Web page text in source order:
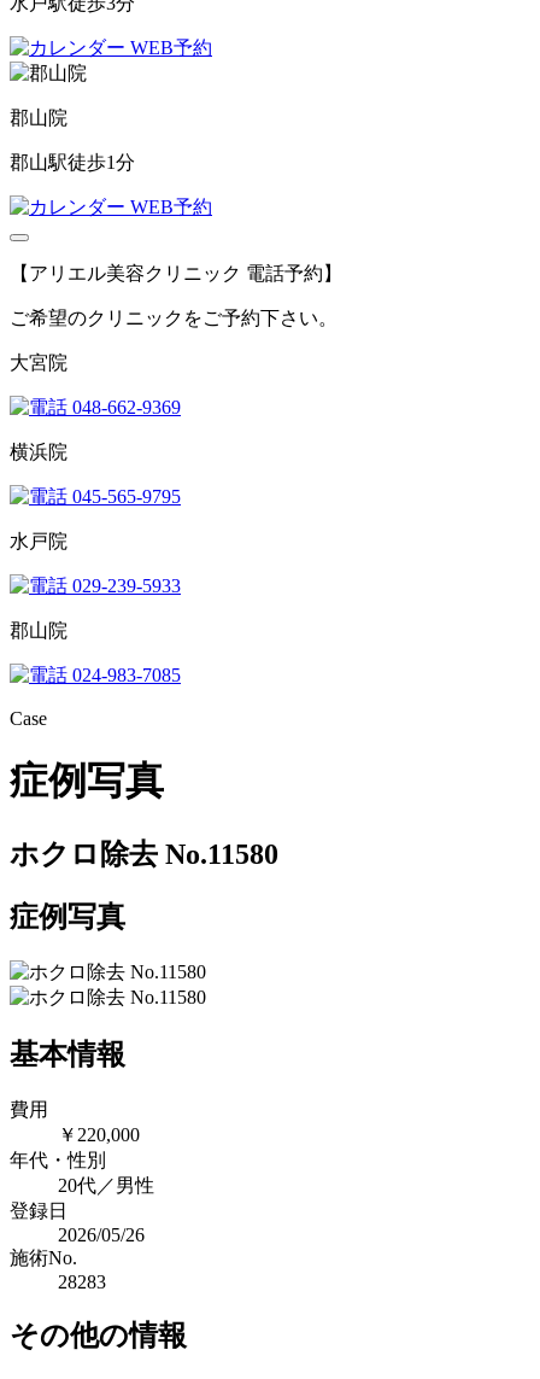
WEB予約
郡山院
郡山駅徒歩1分
WEB予約
【アリエル美容クリニック 電話予約】
ご希望のクリニックをご予約下さい。
大宮院
048-662-9369
横浜院
045-565-9795
水戸院
029-239-5933
郡山院
024-983-7085
Case
症例写真
ホクロ除去 No.11580
症例写真
基本情報
費用
￥220,000
年代・性別
20代／男性
登録日
2026/05/26
施術No.
28283
その他の情報